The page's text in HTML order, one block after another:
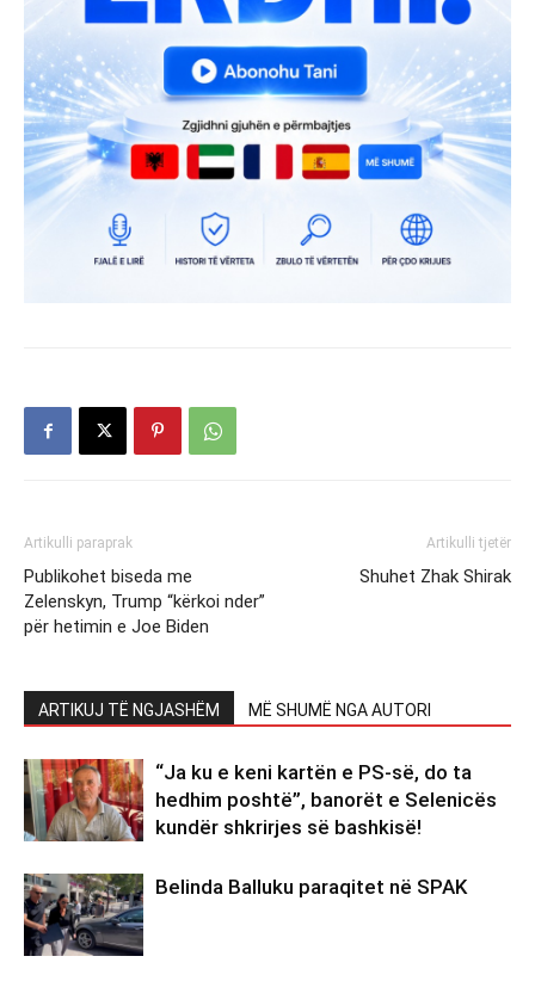
Artikulli paraprak
Publikohet biseda me
Zelenskyn, Trump “kërkoi nder”
për hetimin e Joe Biden
Artikulli tjetër
Shuhet Zhak Shirak
ARTIKUJ TË NGJASHËM MË SHUMË NGA AUTORI
“Ja ku e keni kartën e PS-së, do ta
hedhim poshtë”, banorët e Selenicës
kundër shkrirjes së bashkisë!
Belinda Balluku paraqitet në SPAK